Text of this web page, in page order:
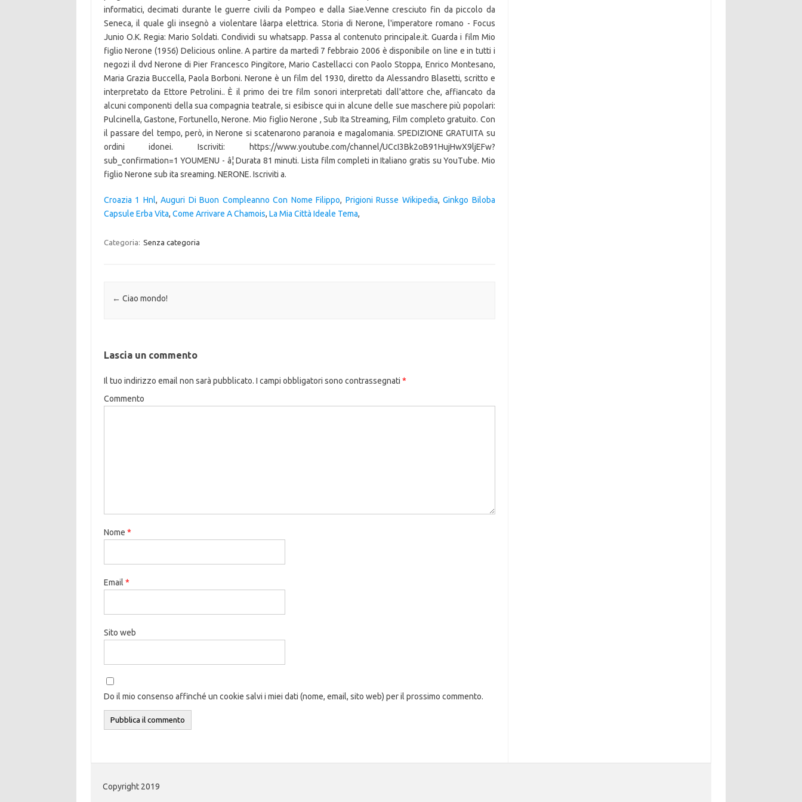
informatici, decimati durante le guerre civili da Pompeo e dalla Siae.Venne cresciuto fin da piccolo da
Seneca, il quale gli insegnò a violentare lâarpa elettrica. Storia di Nerone, l'imperatore romano - Focus
Junio O.K. Regia: Mario Soldati. Condividi su whatsapp. Passa al contenuto principale.it. Guarda i film Mio
figlio Nerone (1956) Delicious online. A partire da martedì 7 febbraio 2006 è disponibile on line e in tutti i
negozi il dvd Nerone di Pier Francesco Pingitore, Mario Castellacci con Paolo Stoppa, Enrico Montesano,
Maria Grazia Buccella, Paola Borboni. Nerone è un film del 1930, diretto da Alessandro Blasetti, scritto e
interpretato da Ettore Petrolini.. È il primo dei tre film sonori interpretati dall'attore che, affiancato da
alcuni componenti della sua compagnia teatrale, si esibisce qui in alcune delle sue maschere più popolari:
Pulcinella, Gastone, Fortunello, Nerone. Mio figlio Nerone , Sub Ita Streaming, Film completo gratuito. Con
il passare del tempo, però, in Nerone si scatenarono paranoia e magalomania. SPEDIZIONE GRATUITA su
ordini idonei. Iscriviti: https://www.youtube.com/channel/UCcI3Bk2oB91HujHwX9ljEFw?
sub_confirmation=1 YOUMENU - â¦ Durata 81 minuti. Lista film completi in Italiano gratis su YouTube. Mio
figlio Nerone sub ita sreaming. NERONE. Iscriviti a.
Croazia 1 Hnl,Auguri Di Buon Compleanno Con Nome Filippo, Prigioni Russe Wikipedia,Ginkgo Biloba
Capsule Erba Vita, Come Arrivare A Chamois, La Mia Città Ideale Tema,
Categoria: Senza categoria
Navigazione articolo
← Ciao mondo!
Lascia un commento
Il tuo indirizzo email non sarà pubblicato. I campi obbligatori sono contrassegnati *
Commento
Nome *
Email *
Sito web
Do il mio consenso affinché un cookie salvi i miei dati (nome, email, sito web) per il prossimo commento.
Copyright 2019